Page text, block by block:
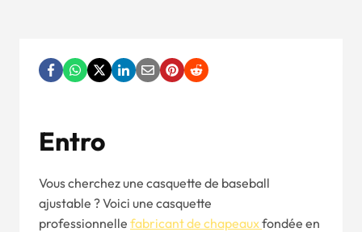
EnTro
Vous cherchez une casquette de baseball
ajustable ? Voici une casquette
professionnelle fabricant de chapeauxfondée en